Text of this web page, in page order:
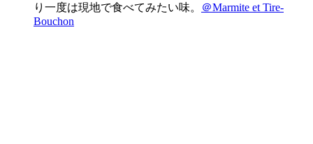
り一度は現地で食べてみたい味。
＠Marmite et Tire-
Bouchon